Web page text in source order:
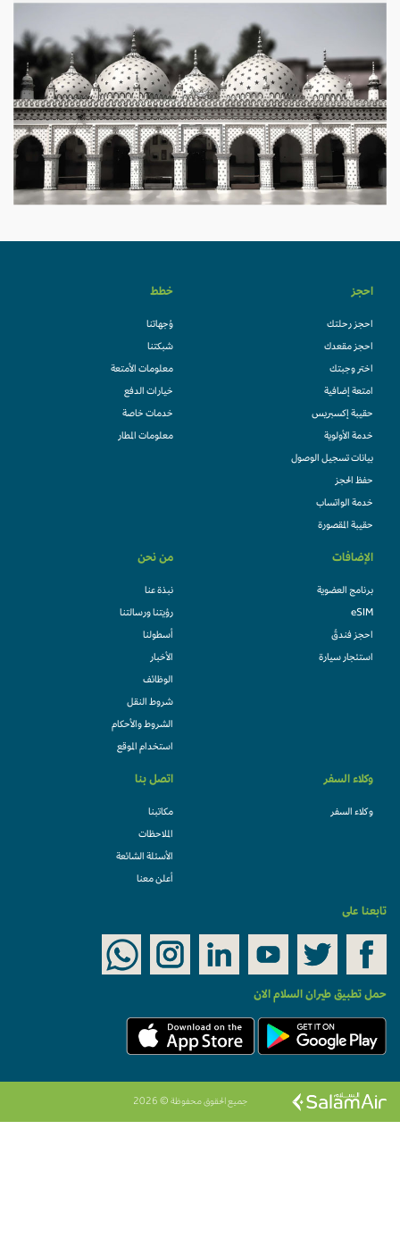
احجز
احجز رحلتك
احجز مقعدك
اختر وجبتك
امتعة إضافية
حقيبة إكسبريس
خدمة الأولوية
بيانات تسجيل الوصول
حفظ الحجز
خدمة الواتساب
حقيبة المقصورة
خطط
وُجهاتنا
شبكتنا
معلومات الأمتعة
خيارات الدفع
خدمات خاصة
معلومات المطار
الإضافات
برنامج العضوية
eSIM
احجز فندقً
استئجار سيارة
من نحن
نبذة عنا
رؤيتنا ورسالتنا
أسطولنا
الأخبار
الوظائف
شروط النقل
الشروط والأحكام
استخدام الموقع
وكلاء السفر
وكلاء السفر
اتصل بنا
مكاتبنا
الملاحظات
الأسئلة الشائعة
أعلن معنا
تابعنا على
حمل تطبيق طيران السلام الان
جميع الحقوق محفوظة © 2026